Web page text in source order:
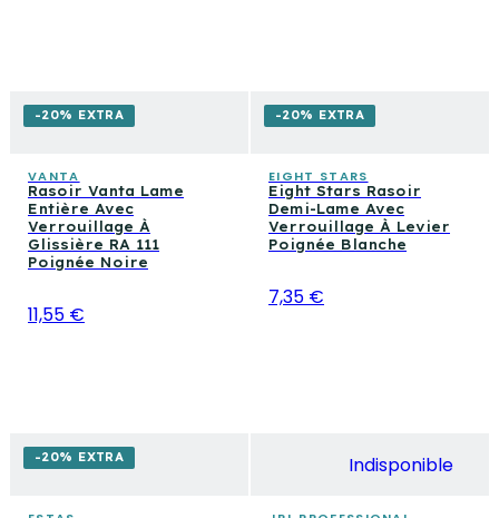
-20% EXTRA
VANTA
Rasoir Vanta Lame
Entière Avec
Verrouillage À
Glissière RA 111
Poignée Noire
11,55 €
-20% EXTRA
EIGHT STARS
Eight Stars Rasoir
Demi-Lame Avec
Verrouillage À Levier
Poignée Blanche
7,35 €
-20% EXTRA Indisponible